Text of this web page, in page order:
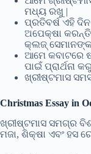
ମଧ୍ୟ ରଖୁ |
ପ୍ରତିବର୍ଷ ଏହି
ଅପେକ୍ଷା କରନ୍ତି
କ୍ଲଜ୍
ଆମେ କବାଟରେ
ପାଇଁ ପ୍ରାର୍ଥନା
ଖ୍ରୀଷ୍ଟମାସ
Christmas Essay in
ଖ୍ରୀଷ୍ଟମାସ ସମଗ୍ର
ମଜା, ଶିକ୍ଷା ଏବଂ ହସ